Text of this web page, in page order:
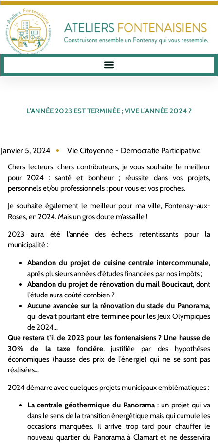
L’ANNÉE 2023 EST TERMINÉE ; VIVE L’ANNÉE 2024 ?
Janvier 5, 2024 Vie Citoyenne - Démocratie Participative
Chers lecteurs, chers contributeurs, je vous souhaite le meilleur
pour 2024 : santé et bonheur ; réussite dans vos projets,
personnels et/ou professionnels ; pour vous et vos proches.
Je souhaite également le meilleur pour ma ville, Fontenay-aux-
Roses, en 2024. Mais un gros doute m’assaille !
2023 aura été l’année des échecs retentissants pour la
municipalité :
Abandon du projet de cuisine centrale intercommunale,
après plusieurs années d’études financées par nos impôts ;
Abandon du projet de rénovation du mail Boucicaut, dont
l’étude aura coûté combien ?
Aucune avancée sur la rénovation du stade du Panorama,
qui devait pourtant être terminée pour les Jeux Olympiques
de 2024…
Que restera t’il de 2023 pour les fontenaisiens ? Une hausse de
30% de la taxe foncière, justifiée par des hypothèses
économiques (hausse des prix de l’énergie) qui ne se sont pas
réalisées…
2024 démarre avec quelques projets municipaux emblématiques :
La centrale géothermique du Panorama: un projet qui va
dans le sens de la transition énergétique mais qui cumule les
occasions manquées. Il arrive trop tard pour chauffer le
nouveau quartier du Panorama à Clamart et ne desservira